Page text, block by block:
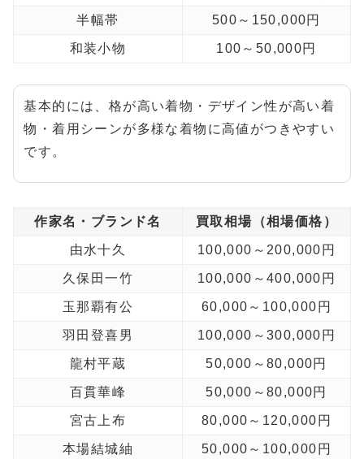
半幅帯 500～150,000円
和装小物 100～50,000円
基本的には、格が高い着物・デザイン性が高い着
物・着用シーンが多様な着物に高値がつきやすい
です。
作家名・ブランド名 買取相場（相場価格）
由水十久 100,000～200,000円
久保田一竹 100,000～400,000円
玉那覇有公 60,000～100,000円
羽田登喜男 100,000～300,000円
龍村平蔵 50,000～80,000円
百貫華峰 50,000～80,000円
宮古上布 80,000～120,000円
本場結城紬 50,000～100,000円